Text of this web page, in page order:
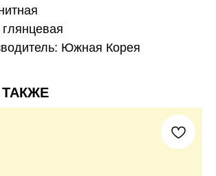
Южная Корея